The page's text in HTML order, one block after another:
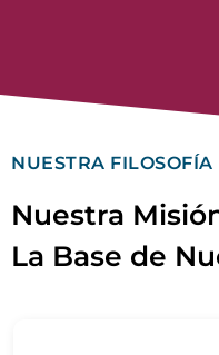
NUESTRA FILOSOFÍA
Nuestra
La Base de